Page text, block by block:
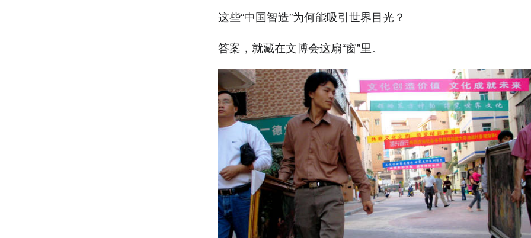
这些“中国智造”为何能吸引世界目光？
答案，就藏在文博会这扇“窗”里。